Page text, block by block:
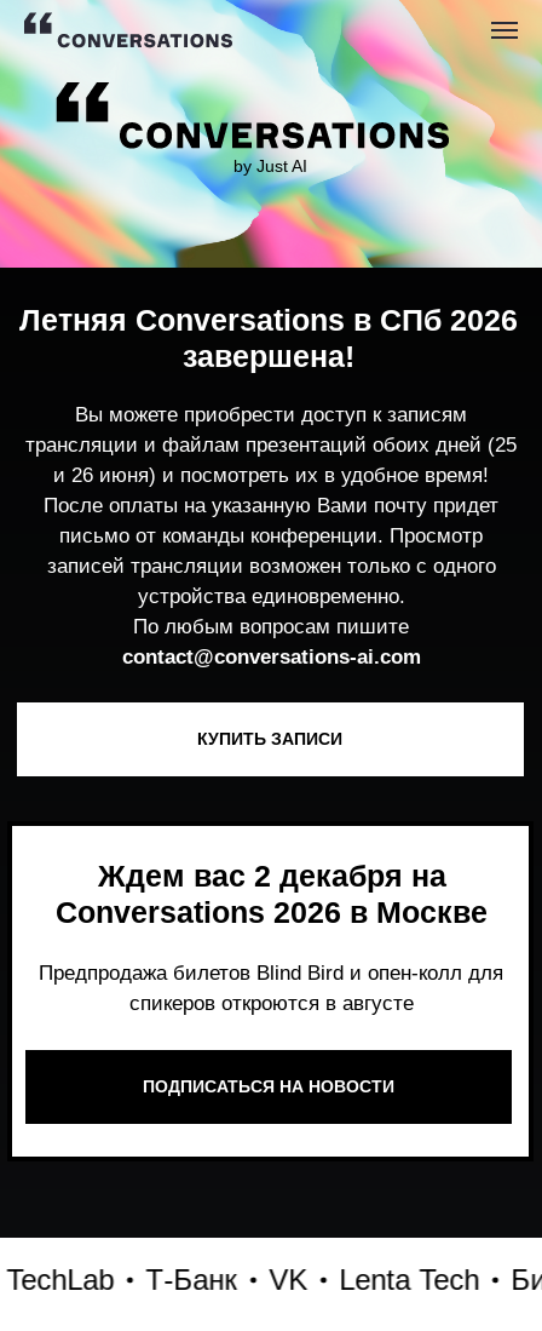
by Just AI
трансляции и файлам презентаций обоих дней (25
После оплаты на указанную Вами почту придет
записей трансляции возможен только с одного
устройства единовременно.
По любым вопросам пишите
contact@conversations-ai.co m
Летняя Conversations в СПб 2026
завершена!
Ждем вас 2 декабря на
Conversations 2026 в Москве
ПОДПИСАТЬСЯ НА НОВОСТИ
Т-Банк VK Lenta Tech
Место, где можно получить честный,
работает и формирует рынок генеративного